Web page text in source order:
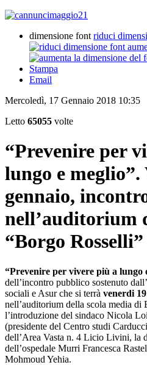
dimensione font riduci
Stampa
Email
Mercoledì, 17 Gennaio 2018 10:35
Letto 65055 volte
“Prevenire per
lungo e meglio”.
gennaio,
nell’auditorium
“Borgo Rosselli”
“Prevenire per vivere più a lungo
dell’incontro pubblico sostenuto
sociali e Asur che si terrà venerdi
nell’auditorium della scola media
l’introduzione del sindaco Nicola
(presidente del Centro studi
dell’Area Vasta n. 4 Licio Livini, la
dell’ospedale Murri Francesca
Mohmoud Yehia.